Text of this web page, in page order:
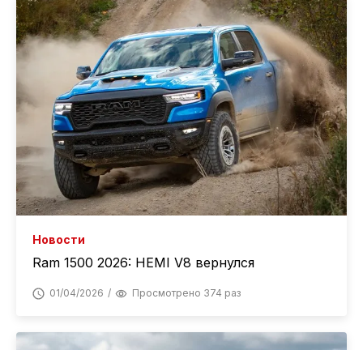
Новости
Ram 1500 2026: HEMI V8 вернулся
01/04/2026 Просмотрено 374 раз